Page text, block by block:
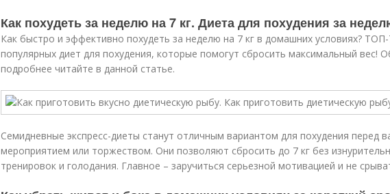
Как похудеть за неделю на 7 кг. Диета для похудения за
Как быстро и эффективно похудеть за неделю на 7 кг в домашних условиях?
популярных диет для похудения, которые помогут сбросить максимальный вес!
подробнее читайте в данной статье.
Семидневные экспресс-диеты станут отличным вариантом для похудения перед
мероприятием или торжеством. Они позволяют сбросить до 7 кг без
тренировок и голодания. Главное – заручиться серьезной мотивацией и не